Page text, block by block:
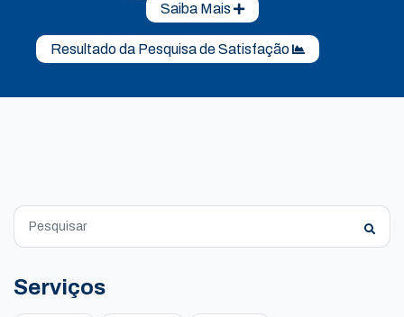
Saiba Mais
Resultado da Pesquisa de Satisfação
Serviços